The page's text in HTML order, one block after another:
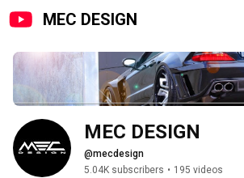
MEC DESIGN
MEC DESIGN
@mecdesign
5.04K subscribers • 195 videos